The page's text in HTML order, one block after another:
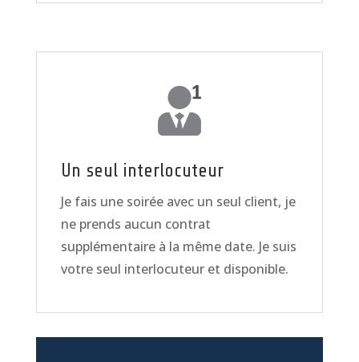
Un seul interlocuteur
Je fais une soirée avec un seul client, je
ne prends aucun contrat
supplémentaire à la même date. Je suis
votre seul interlocuteur et disponible.